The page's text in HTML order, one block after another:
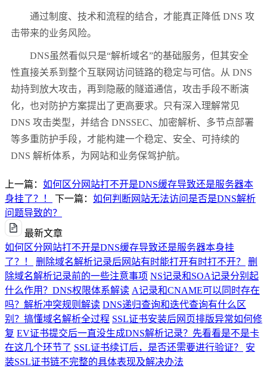
通过制度、技术和流程的结合，才能真正降低 DNS 攻
击带来的业务风险。
DNS虽然看似只是“解析域名”的基础服务，但其安全
性直接关系到整个互联网访问链路的稳定与可信。从 DNS
劫持到放大攻击，再到隐蔽的隧道通信，攻击手段不断演
化，也对防护方案提出了更高要求。只有深入理解常见
DNS 攻击类型，并结合 DNSSEC、加密解析、多节点部署
等多重防护手段，才能构建一个稳定、安全、可持续的
DNS 解析体系，为网站和业务保驾护航。
上一篇： 如何区分网站打不开是DNS缓存导致还是服务器本
身挂了？！
下一篇： 如何判断网站无法访问是否是DNS解析
问题导致的？
最新文章
如何区分网站打不开是DNS缓存导致还是服务器本身挂
了？！
删除域名解析记录后网站有时能打开有时打不开？
删
除域名解析记录前的一些注意事项 NS记录和SOA记录分别起
什么作用？DNS权限体系解读 A记录和CNAME可以同时存在
吗？解析冲突规则解读 DNS递归查询和迭代查询有什么区
别？搞懂域名解析全过程 SSL证书安装后网页排版异常如何修
复 EV证书提交后一直没生成DNS解析记录？先看看是不是卡
在这几个环节了 SSL证书续订后，是否还需要进行验证？
安
装SSL证书链不完整的具体表现及解决办法